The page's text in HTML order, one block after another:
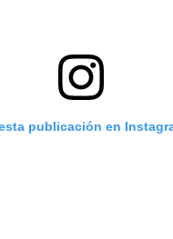
publicación en